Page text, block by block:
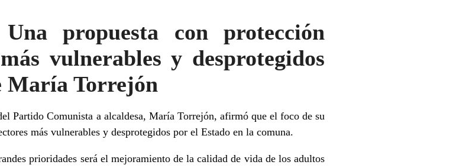
propuesta con protección
vulnerables y desprotegidos
María Torrejón
Partido Comunista a alcaldesa, María Torrejón, afirmó que el foco de su
más vulnerables y desprotegidos por el Estado en la comuna.
prioridades será el mejoramiento de la calidad de vida de los adultos